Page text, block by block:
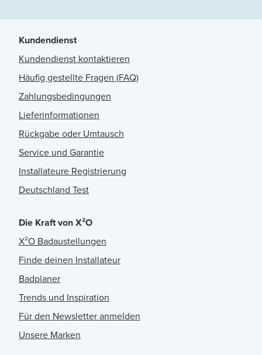
Kundendienst
Kundendienst kontaktieren
Häufig gestellte Fragen (FAQ)
Zahlungsbedingungen
Lieferinformationen
Rückgabe oder Umtausch
Service und Garantie
Installateure Registrierung
Deutschland Test
Die Kraft von X²O
X²O Badaustellungen
Finde deinen Installateur
Badplaner
Trends und Inspiration
Für den Newsletter anmelden
Unsere Marken